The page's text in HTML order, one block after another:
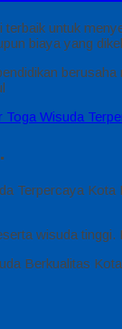
untuk
biaya yang
Terpercaya
wisuda
Berkualitas